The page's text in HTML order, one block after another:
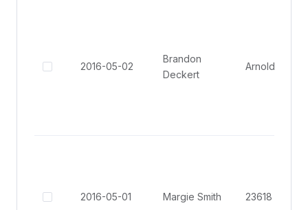
2016-05-02
Brandon
Deckert
2016-05-01 Margie Smith